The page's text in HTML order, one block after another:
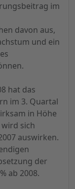
im
davon aus,
und ein
hat das
im 3. Quartal
in Höhe
sich
auswirken.
der
ab 2008.